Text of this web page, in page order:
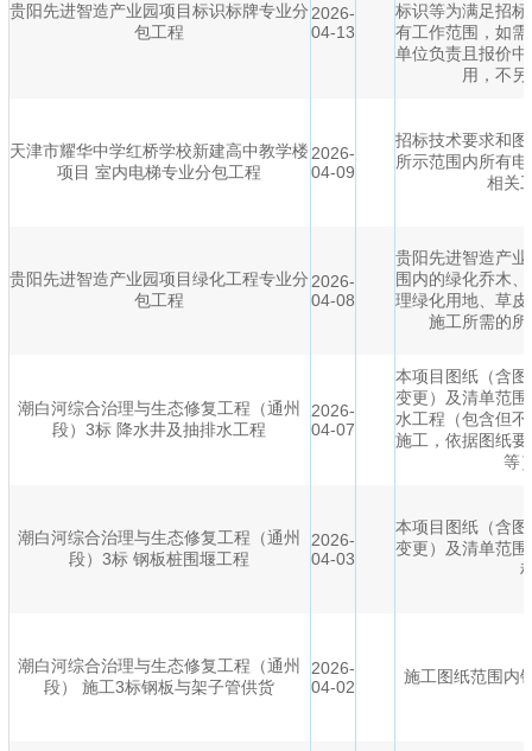
贵阳先进智造产业园项目标识标牌专业分
包工程
2026-
04-13
标识等为满足招
有工作范围，如
单位负责且报价
用，不
天津市耀华中学红桥学校新建高中教学楼
项目 室内电梯专业分包工程
2026-
04-09
招标技术要求和
所示范围内所有
相关
贵阳先进智造产业园项目绿化工程专业分
包工程
2026-
04-08
贵阳先进智造产
围内的绿化乔木
理绿化用地、草
施工所需的
潮白河综合治理与生态修复工程（通州
段）3标 降水井及抽排水工程
2026-
04-07
本项目图纸（含
变更）及清单范
水工程（包含但
施工，依据图纸
等
潮白河综合治理与生态修复工程（通州
段）3标 钢板桩围堰工程
2026-
04-03
本项目图纸（含
变更）及清单范
潮白河综合治理与生态修复工程（通州
段） 施工3标钢板与架子管供货
2026-
04-02
施工图纸范围内